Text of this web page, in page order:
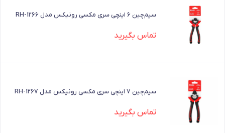
سیم‌چین 6 اینچی سری مکسی رونیکس مدل RH-1266
تماس بگیرید
سیم‌چین 7 اینچی سری مکسی رونیکس مدل RH-1267
تماس بگیرید